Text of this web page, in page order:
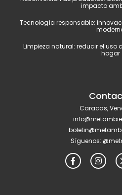
impacto
Tecnología responsable:
Limpieza natural: reducir el uso
hogar
Caracas,
Síguenos: